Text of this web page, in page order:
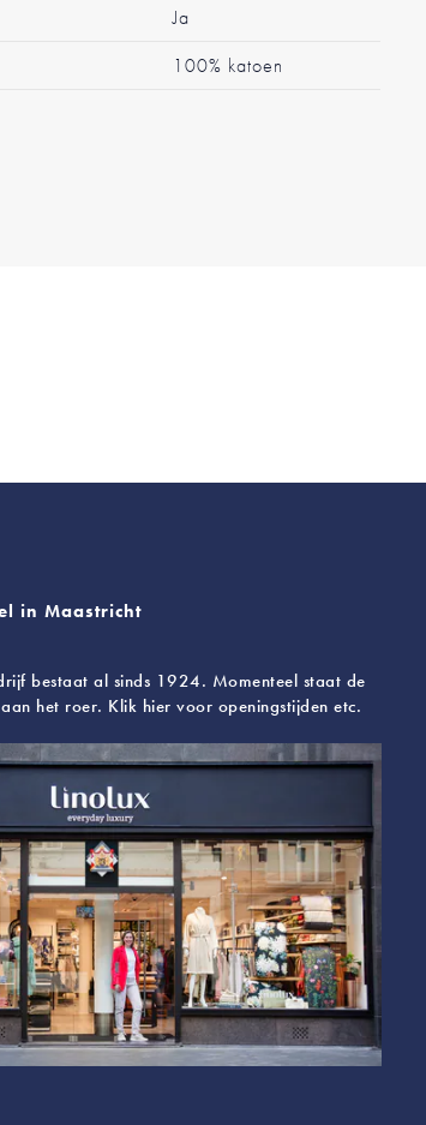
Ja
100% katoen
in Maastricht
bestaat al sinds 1924. Momenteel staat de
het roer. Klik hier voor openingstijden etc.